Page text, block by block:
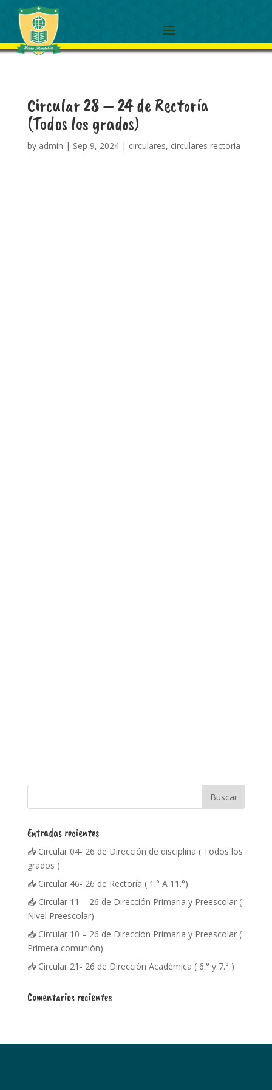
Circular 28 – 24 de Rectoría
(Todos los grados)
by admin | Sep 9, 2024| circulares, circulares rectoria
Entradas recientes
📥 Circular 04- 26 de Dirección de disciplina ( Todos los
grados )
📥 Circular 46- 26 de Rectoría ( 1.° A 11.°)
📥 Circular 11 – 26 de Dirección Primaria y Preescolar (
Nivel Preescolar)
📥 Circular 10 – 26 de Dirección Primaria y Preescolar (
Primera comunión)
📥 Circular 21- 26 de Dirección Académica ( 6.° y 7.° )
Comentarios recientes